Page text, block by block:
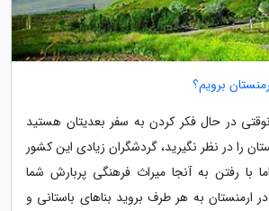
برویم؟
در حال فکر کردن به سفر بعدیتان هستید
را در نظر نگیرید، گردشگران زیادی این کشور
با رفتن به آنجا میراث فرهنگی پربارش شما
ارمنستان به هر طرف بروید بناهای باستانی و